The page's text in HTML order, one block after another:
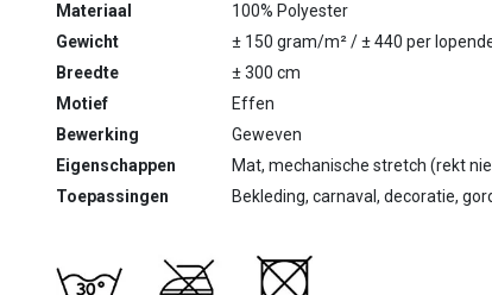
Materiaal
100% Polyester
Gewicht
± 150 gram/m² / ± 440 per
Breedte
± 300 cm
Motief
Effen
Bewerking
Geweven
Eigenschappen
Mat, mechanische stretch (rekt
Toepassingen
Bekleding, carnaval, decoratie,